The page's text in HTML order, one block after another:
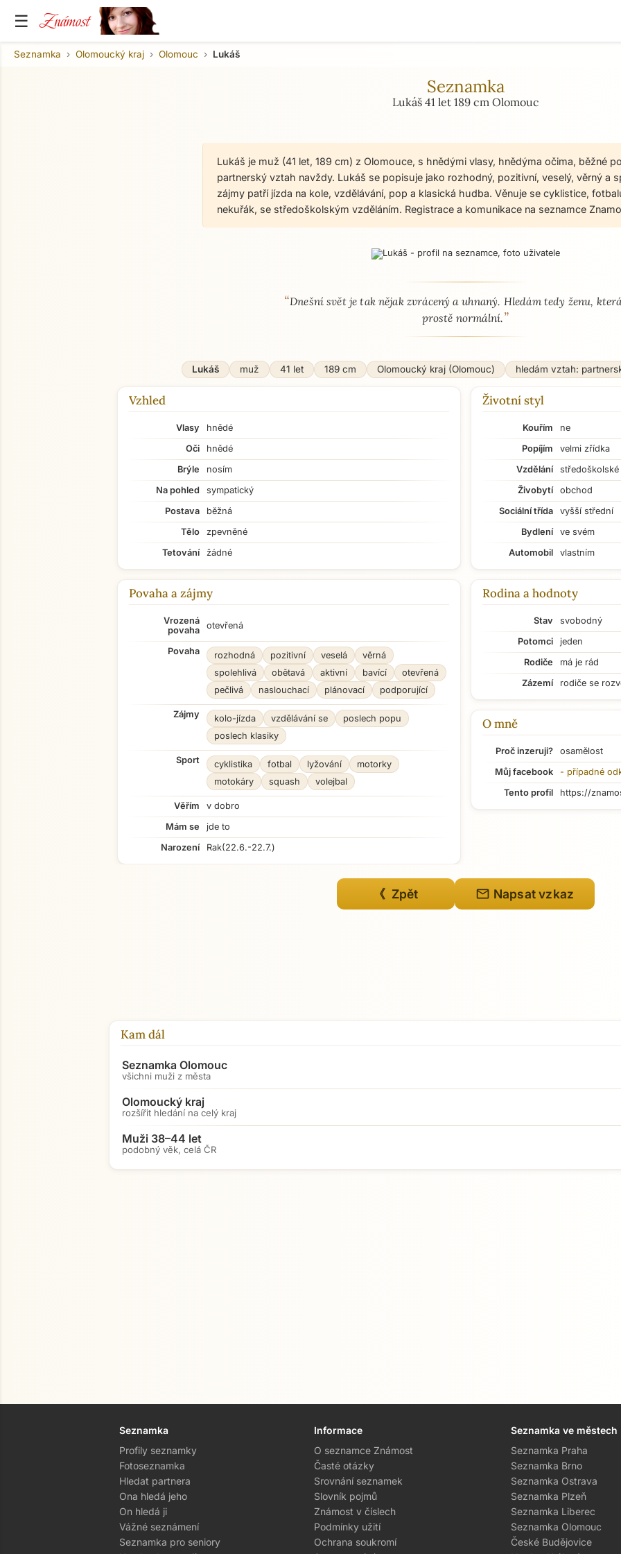
Přejít na hlavní obsah
☰ Známost
Seznamka Olomoucký kraj Olomouc Lukáš
Seznamka
Lukáš 41 let 189 cm Olomouc
Lukáš je muž (41 let, 189 cm) z Olomouce, s hnědými vlasy, hnědýma očima, běžné
partnerský vztah navždy. Lukáš se popisuje jako rozhodný, pozitivní, veselý, věrný a
zájmy patří jízda na kole, vzdělávání, pop a klasická hudba. Věnuje se cyklistice,
nekuřák, se středoškolským vzděláním. Registrace a komunikace na seznamce
O mně - seznamka profil
“Dnešní svět je tak nějak zvrácený a uhnaný. Hledám tedy ženu,
prostě normální.”
Lukáš muž 41 let 189 cm Olomoucký kraj (Olomouc) hledám vztah:
Vzhled
Vlasy
hnědé
Oči
hnědé
Brýle
nosím
Na pohled
sympatický
Postava
běžná
Tělo
zpevněné
Tetování
žádné
Povaha a zájmy
Vrozená
povaha
otevřená
Povaha rozhodná pozitivní veselá
věrná
spolehlivá
obětavá aktivní bavící
otevřená
pečlivá
naslouchací plánovací podporující
Zájmy kolo-jízda vzdělávání se
poslech popu
poslech klasiky
Sport cyklistika fotbal lyžování
motorky
motokáry
squash volejbal
Věřím
v dobro
Mám se
jde to
Narození
Rak(22.6.-22.7.)
Životní styl
Kouřím
ne
Popíjím
velmi zřídka
Vzdělání
středoškolské
Živobytí
obchod
Sociální třída
vyšší střední
Bydlení
ve svém
Automobil
vlastním
Rodina a hodnoty
Stav
svobodný
Potomci
jeden
Rodiče
má je rád
Zázemí
rodiče se
O mně
Proč inzeruji?
osamělost
Můj facebook
- případné
Tento profil
https://
《 Zpět mail Napsat vzkaz
Kam dál
Seznamka Olomouc
všichni muži z města
Olomoucký kraj
rozšířit hledání na celý kraj
Muži 38–44 let
podobný věk, celá ČR
Seznamka
Profily seznamky
Fotoseznamka
Hledat partnera
Ona hledá jeho
On hledá ji
Vážné seznámení
Seznamka pro seniory
Informace
O seznamce Známost
Časté otázky
Srovnání seznamek
Slovník pojmů
Známost v číslech
Podmínky užití
Ochrana soukromí
Seznamka ve městech
Seznamka Praha
Seznamka Brno
Seznamka Ostrava
Seznamka Plzeň
Seznamka Liberec
Seznamka Olomouc
České Budějovice